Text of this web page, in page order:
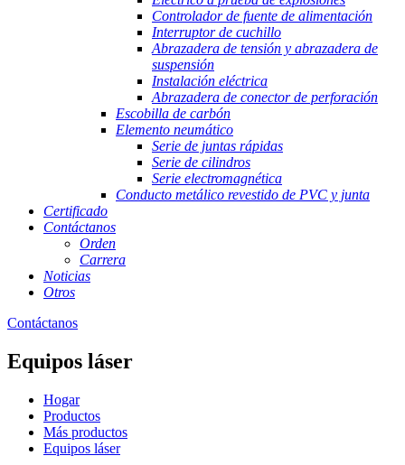
Controlador de fuente de alimentación
Interruptor de cuchillo
Abrazadera de tensión y abrazadera de
suspensión
Instalación eléctrica
Abrazadera de conector de perforación
Escobilla de carbón
Elemento neumático
Serie de juntas rápidas
Serie de cilindros
Serie electromagnética
Conducto metálico revestido de PVC y junta
Certificado
Contáctanos
Orden
Carrera
Noticias
Otros
Contáctanos
Equipos láser
Hogar
Productos
Más productos
Equipos láser